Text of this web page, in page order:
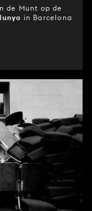
de Munt op de
in Barcelona